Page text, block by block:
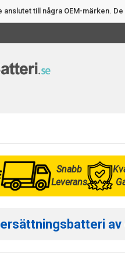
till några OEM-märken.
Snabb
Leverans